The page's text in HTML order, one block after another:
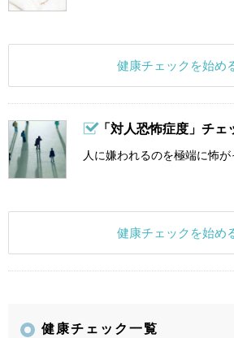
健康チェックを始め
「対人恐怖症度」チェ
人に嫌われるのを極端に怖が
健康チェックを始め
健康チェック一覧